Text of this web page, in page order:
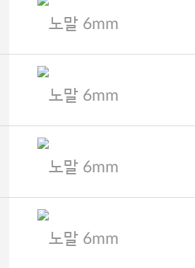
노말 6mm
노말 6mm
노말 6mm
노말 6mm